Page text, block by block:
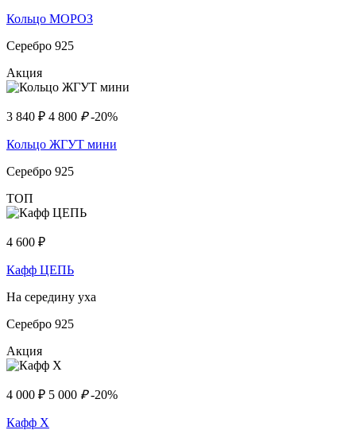
Кольцо МОРОЗ
Серебро 925
Акция
3 840 ₽ 4 800 ₽ -20%
Кольцо ЖГУТ мини
Серебро 925
ТОП
4 600 ₽
Кафф ЦЕПЬ
На середину уха
Серебро 925
Акция
4 000 ₽ 5 000 ₽ -20%
Кафф Х